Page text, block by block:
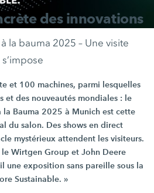
des innovations
la bauma 2025 – Une visite
s’impose
et 100 machines, parmi lesquelles
et des nouveautés mondiales : le
la Bauma 2025 à Munich est cette
du salon. Des shows en direct
mystérieux attendent les visiteurs.
leWirtgen Group etJohn Deere
une exposition sans pareille sous la
Sustainable. »